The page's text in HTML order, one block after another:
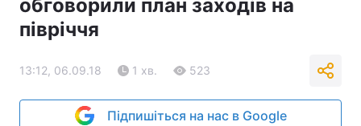
обговорили план заходів на
півріччя
13:12, 06.09.18 1 хв. 523
Підпишіться на нас в Google